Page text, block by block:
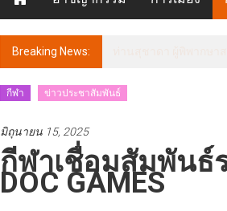
Breaking News:
กีฬา ข่าวประชาสัมพันธ์
มิถุนายน 15, 2025
กีฬาเชื่อมสัมพัน
DOC GAMES